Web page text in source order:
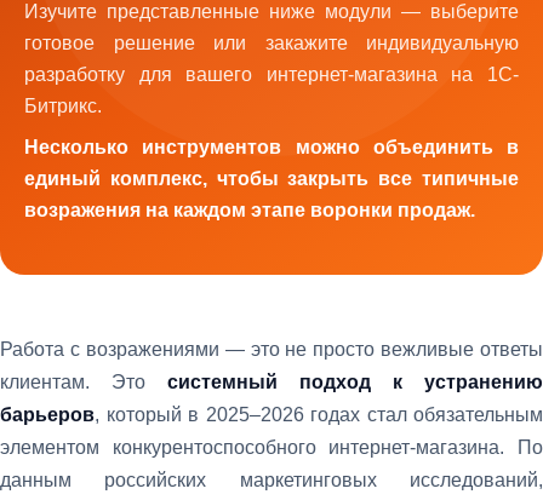
Изучите представленные ниже модули — выберите
готовое решение или закажите индивидуальную
разработку для вашего интернет-магазина на 1С-
Битрикс.
Несколько инструментов можно объединить в
единый комплекс, чтобы закрыть все типичные
возражения на каждом этапе воронки продаж.
Работа с возражениями — это не просто вежливые ответы
клиентам. Это системный подход к устранению
барьеров, который в 2025–2026 годах стал обязательным
элементом конкурентоспособного интернет-магазина. По
данным российских маркетинговых исследований,